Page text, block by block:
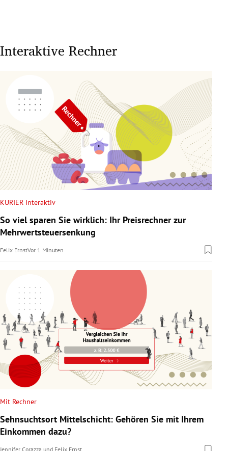
Interaktive Rechner
KURIER Interaktiv
So viel sparen Sie wirklich: Ihr Preisrechner zur
Mehrwertsteuersenkung
Felix ErnstVor 1 Minuten
Mit Rechner
Sehnsuchtsort Mittelschicht: Gehören Sie mit Ihrem
Einkommen dazu?
Jennifer Corazza und Felix Ernst